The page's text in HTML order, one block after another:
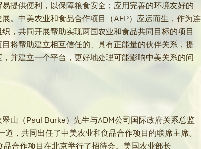
提供便利，以保障粮食安全；应用完善的环境友好的
。中美农业和食品合作项目（AFP）应运而生，作为连
，共同开展帮助实现两国农业和食品共同目标的项目
将帮助建立相互信任的、具有正能量的伙伴关系，提
并建立一个平台，更好地处理可能影响中美关系的问
山（Paul Burke）先生与ADM公司国际政府关系总监
，共同出任了中美农业和食品合作项目的联席主席。
品合作项目在北京举行了招待会。美国农业部长